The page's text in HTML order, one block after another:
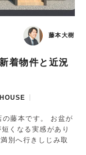
藤本大樹
着物件と近況
藤本です。 お盆が
くなる実感があり
別へ行きしじみ取